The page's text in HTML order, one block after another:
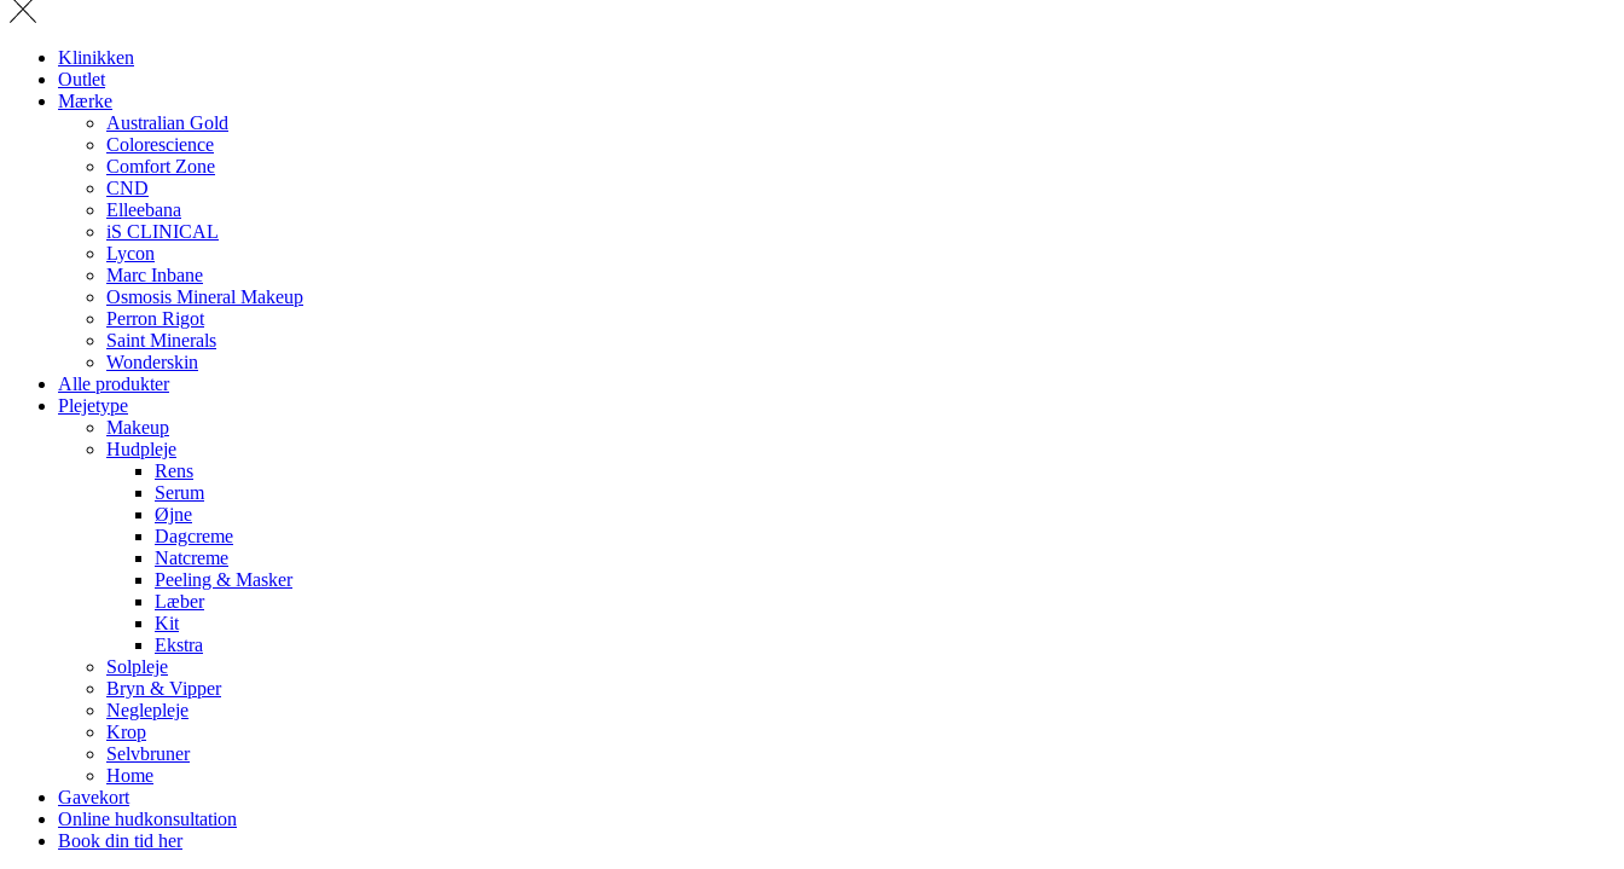
Klinikken
Outlet
Mærke
Australian Gold
Colorescience
Comfort Zone
CND
Elleebana
iS CLINICAL
Lycon
Marc Inbane
Osmosis Mineral Makeup
Perron Rigot
Saint Minerals
Wonderskin
Alle produkter
Plejetype
Makeup
Hudpleje
Rens
Serum
Øjne
Dagcreme
Natcreme
Peeling & Masker
Læber
Kit
Ekstra
Solpleje
Bryn & Vipper
Neglepleje
Krop
Selvbruner
Home
Gavekort
Online hudkonsultation
Book din tid her